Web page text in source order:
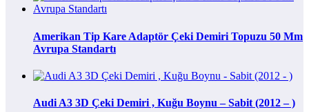
Amerikan Tip Kare Adaptör Çeki Demiri Topuzu 50 Mm
Avrupa Standartı
Audi A3 3D Çeki Demiri , Kuğu Boynu – Sabit (2012 – )